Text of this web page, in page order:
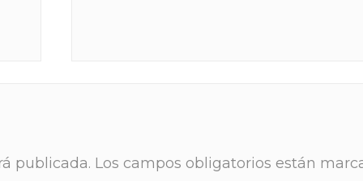
publicada. Los campos obligatorios están